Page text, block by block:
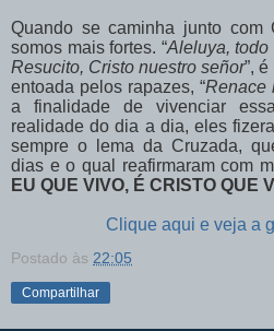
Quando se caminha junto
somos mais fortes. “Aleluya, todo
Resucito, Cristo nuestro señor”,
entoada pelos rapazes, “Renace
a finalidade de vivenciar
realidade do dia a dia, eles
sempre o lema da Cruzada,
dias e o qual reafirmaram com
EU QUE VIVO, É CRISTO QUE
Clique aqui e veja a
Postado às 22:05
Compartilhar